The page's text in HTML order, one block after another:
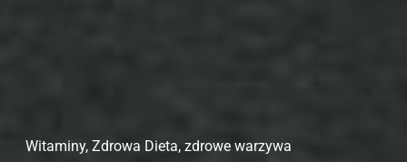
Witaminy, Zdrowa Dieta, zdrowe warzywa